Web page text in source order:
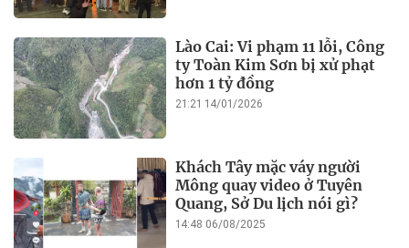
Lào Cai: Vi phạm 11 lỗi, Công
ty Toàn Kim Sơn bị xử phạt
hơn 1 tỷ đồng
21:21 14/01/2026
Khách Tây mặc váy người
Mông quay video ở Tuyên
Quang, Sở Du lịch nói gì?
14:48 06/08/2025